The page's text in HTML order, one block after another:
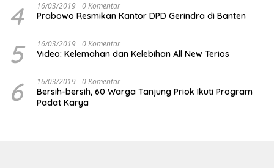
4 16/03/2019 0 Komentar
Prabowo Resmikan Kantor DPD Gerindra di Banten
5 16/03/2019 0 Komentar
Video: Kelemahan dan Kelebihan All New Terios
6 16/03/2019 0 Komentar
Bersih-bersih, 60 Warga Tanjung Priok Ikuti Program
Padat Karya